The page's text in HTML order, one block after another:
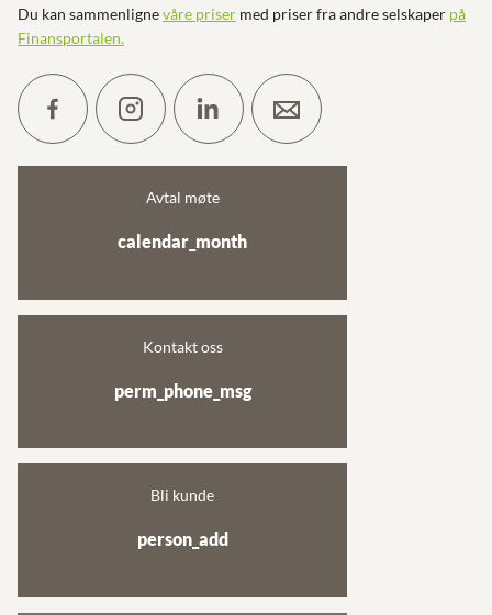
Du kan sammenlignevåre priser med priser fra andre selskaper på
Finansportalen.
Avtal møte
calendar_month
Kontakt oss
perm_phone_msg
Bli kunde
person_add